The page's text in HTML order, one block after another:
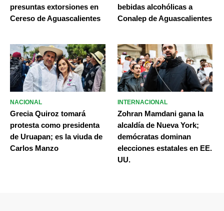
presuntas extorsiones en
Cereso de Aguascalientes
bebidas alcohólicas a
Conalep de Aguascalientes
NACIONAL
Grecia Quiroz tomará
protesta como presidenta
de Uruapan; es la viuda de
Carlos Manzo
INTERNACIONAL
Zohran Mamdani gana la
alcaldía de Nueva York;
demócratas dominan
elecciones estatales en EE.
UU.